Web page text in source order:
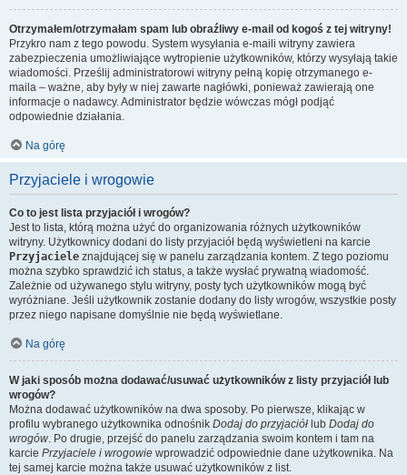
Otrzymałem/otrzymałam spam lub obraźliwy e-mail od kogoś z tej witryny!
Przykro nam z tego powodu. System wysyłania e-maili witryny zawiera
zabezpieczenia umożliwiające wytropienie użytkowników, którzy wysyłają takie
wiadomości. Prześlij administratorowi witryny pełną kopię otrzymanego e-
maila – ważne, aby były w niej zawarte nagłówki, ponieważ zawierają one
informacje o nadawcy. Administrator będzie wówczas mógł podjąć
odpowiednie działania.
Na górę
Przyjaciele i wrogowie
Co to jest lista przyjaciół i wrogów?
Jest to lista, którą można użyć do organizowania różnych użytkowników
witryny. Użytkownicy dodani do listy przyjaciół będą wyświetleni na karcie
Przyjaciele znajdującej się w panelu zarządzania kontem. Z tego poziomu
można szybko sprawdzić ich status, a także wysłać prywatną wiadomość.
Zależnie od używanego stylu witryny, posty tych użytkowników mogą być
wyróżniane. Jeśli użytkownik zostanie dodany do listy wrogów, wszystkie posty
przez niego napisane domyślnie nie będą wyświetlane.
Na górę
W jaki sposób można dodawać/usuwać użytkowników z listy przyjaciół lub
wrogów?
Można dodawać użytkowników na dwa sposoby. Po pierwsze, klikając w
profilu wybranego użytkownika odnośnik Dodaj do przyjaciół lub Dodaj do
wrogów. Po drugie, przejść do panelu zarządzania swoim kontem i tam na
karcie Przyjaciele i wrogowie wprowadzić odpowiednie dane użytkownika. Na
tej samej karcie można także usuwać użytkowników z list.